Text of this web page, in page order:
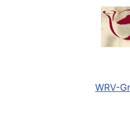
WRV-